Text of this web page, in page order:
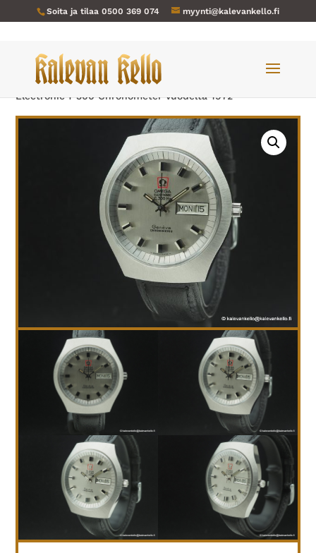
Soita ja tilaa 0500 369 074 myynti@kalevankello.fi
Verkkokauppa/Miesten kellot
/ Omega-881 Geneve
Electronic f 300 Chronometer vuodelta 1972